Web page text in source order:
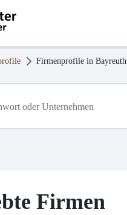
Firmenprofile in Bayreuth
Firmen